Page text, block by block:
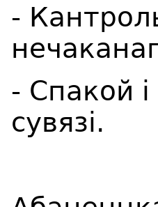
-
- Спакой
сувязі.